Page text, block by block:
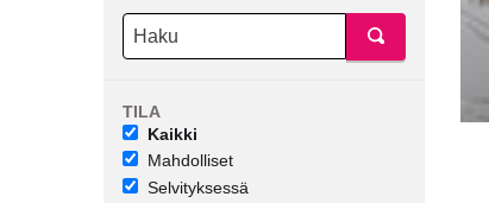
TILA
Kaikki
Mahdolliset
Selvityksessä